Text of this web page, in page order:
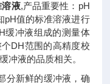
溶液,产品重要性：pH
pH值的标准溶液进行
缓冲液组成的测量体
DH范围的高精度校
冲液的品质相关。
分新鲜的缓冲液，确